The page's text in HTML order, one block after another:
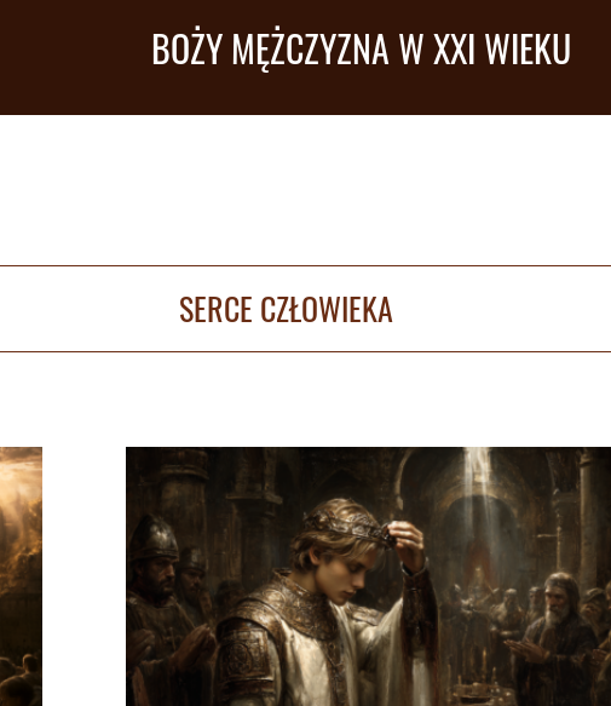
BOŻY MĘŻCZYZNA W XXI WIEKU
SERCE CZŁOWIEKA